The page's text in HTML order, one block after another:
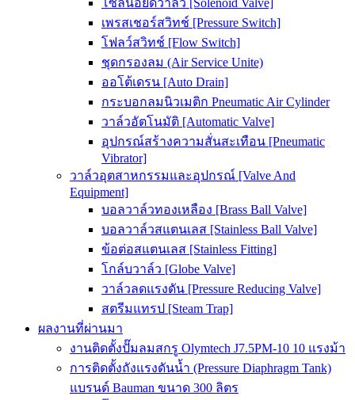
โซลินอยด์วาล์ว [Solenoid Valve]
เพรสเชอร์สวิทช์ [Pressure Switch]
โฟลว์สวิทช์ [Flow Switch]
ชุดกรองลม (Air Service Unite)
ออโต้เดรน [Auto Drain]
กระบอกลมนิวเมติก Pneumatic Air Cylinder
วาล์วอัตโนมัติ [Automatic Valve]
อุปกรณ์สร้างความสั่นสะเทือน [Pneumatic
Vibrator]
วาล์วอุตสาหกรรมและอุปกรณ์ [Valve And
Equipment]
บอลวาล์วทองเหลือง [Brass Ball Valve]
บอลวาล์วสแตนเลส [Stainless Ball Valve]
ข้อต่อสแตนเลส [Stainless Fitting]
โกล์บวาล์ว [Globe Valve]
วาล์วลดแรงดัน [Pressure Reducing Valve]
สตรีมแทรป [Steam Trap]
ผลงานที่ผ่านมา
งานติดตั้งปั๊มลมสกรู Olymtech J7.5PM-10 10 แรงม้า
การติดตั้งถังแรงดันน้ำ (Pressure Diaphragm Tank)
แบรนด์ Bauman ขนาด 300 ลิตร